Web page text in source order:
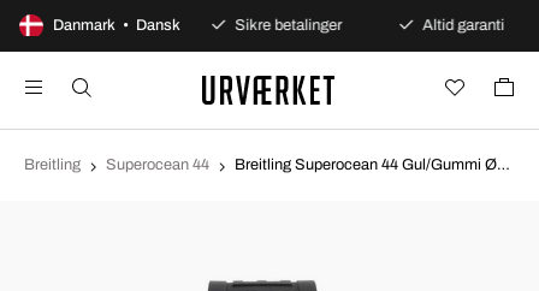
Danmark • Dansk
100 dages åbent køb Sikre betalinger Altid garanti
Breitling Superocean 44 Breitling Superocean 44 Gul/Gummi Ø44 mm A17367021I1S2